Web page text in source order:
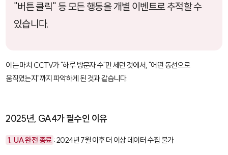
"버튼 클릭" 등 모든 행동을 개별 이벤트로 추적할 수
있습니다.
이는 마치 CCTV가 "하루 방문자 수"만 세던 것에서, "어떤 동선으로
움직였는지"까지 파악하게 된 것과 같습니다.
2025년, GA4가 필수인 이유
1. UA 완전 종료 : 2024년 7월 이후 더 이상 데이터 수집 불가